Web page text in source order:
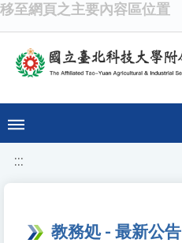
移至網頁之主要內容區位置
:::
教務処 - 最新公告